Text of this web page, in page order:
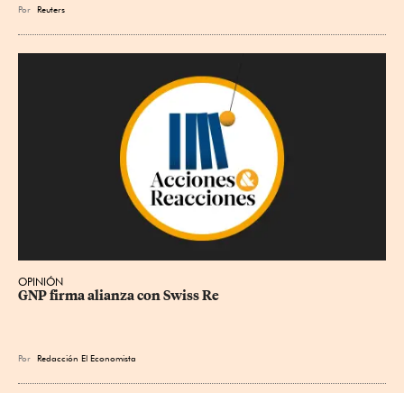
Por Reuters
OPINIÓN
GNP firma alianza con Swiss Re
Por Redacción El Economista